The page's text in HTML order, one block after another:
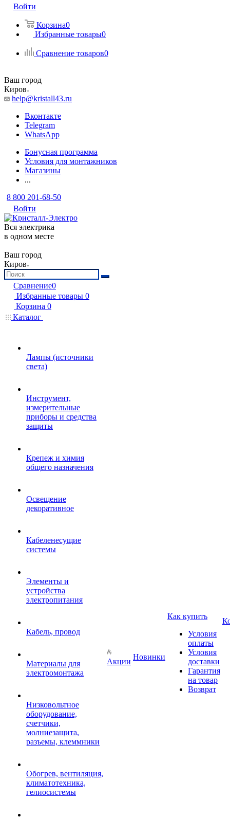
Войти
Корзина0
Избранные товары0
Сравнение товаров0
Ваш город
Киров
help@kristall43.ru
Вконтакте
Telegram
WhatsApp
Бонусная программа
Условия для монтажников
Магазины
...
8 800 201-68-50
Войти
Вся электрика
в одном месте
Ваш город
Киров
Сравнение0
Избранные товары 0
Корзина 0
Каталог
Лампы (источники
света)
Инструмент,
измерительные
приборы и средства
защиты
Крепеж и химия
общего назначения
Освещение
декоративное
Кабеленесущие
системы
Элементы и
устройства
электропитания
Кабель, провод
Материалы для
электромонтажа
Низковольтное
оборудование,
счетчики,
молниезащита,
разъемы, клеммники
Обогрев, вентиляция,
климатотехника,
гелиосистемы
Акции
Новинки
Как купить
Условия
оплаты
Условия
доставки
Гарантия
на товар
Возврат